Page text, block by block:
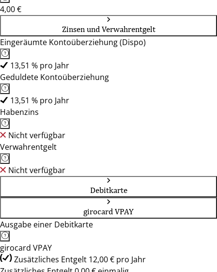
4,00 €
Zinsen und Verwahrentgelt
Eingeräumte Kontoüberziehung (Dispo)
13,51 % pro Jahr
Geduldete Kontoüberziehung
13,51 % pro Jahr
Habenzins
Nicht verfügbar
Verwahrentgelt
Nicht verfügbar
Debitkarte
girocard VPAY
Ausgabe einer Debitkarte
girocard VPAY
Zusätzliches Entgelt 12,00 € pro Jahr